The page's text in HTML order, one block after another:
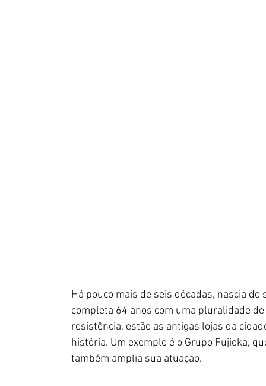
Há pouco mais de seis décadas, nascia
completa 64 anos com uma pluralidade
resistência, estão as antigas lojas da
história. Um exemplo é o Grupo Fujioka,
também amplia sua atuação.